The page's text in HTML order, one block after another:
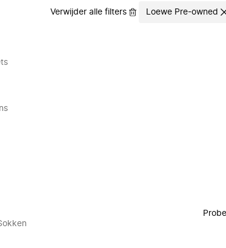
Verwijder alle filters Loewe Pre-owned